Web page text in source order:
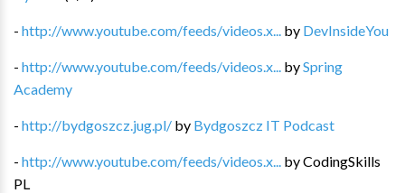
- http://www.youtube.com/feeds/videos.x... by DevInsideYou
- http://www.youtube.com/feeds/videos.x... bySpring
Academy
- http://bydgoszcz.jug.pl/ by Bydgoszcz IT Podcast
- http://www.youtube.com/feeds/videos.x... byCodingSkills
PL